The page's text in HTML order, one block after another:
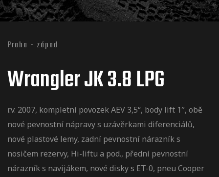
Praha - západ
Wrangler JK 3.8 LPG
r.v. 2007, kompletní povozek AEV 3,5“, body lift 1″, obě
nové pevnostní nápravy s uzávěrkami diferenciálů,
nové plastové lemy, zadní pevnostní nárazník s
nosičem rezervy, Hi-liftu a pod., přední pevnostní
nárazník s navijákem, nové disky s ET-0, pneu Cooper